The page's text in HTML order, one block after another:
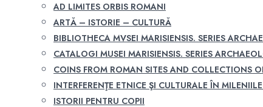
AD LIMITES ORBIS ROMANI
ARTĂ – ISTORIE – CULTURĂ
BIBLIOTHECA MVSEI MARISIENSIS. SERIES
CATALOGI MUSEI MARISIENSIS. SERIES
COINS FROM ROMAN SITES AND COLLECTIONS
INTERFERENŢE ETNICE ŞI CULTURALE ÎN
ISTORII PENTRU COPII